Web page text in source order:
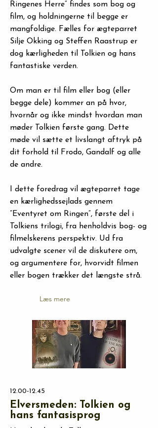
Ringenes Herre” findes som bog og
film, og holdningerne til begge er
mangfoldige. Fælles for ægteparret
Silje Okking og Steffen Raastrup er
dog kærligheden til Tolkien og hans
fantastiske verden.
Om man er til film eller bog (eller
begge dele) kommer an på hvor,
hvornår og ikke mindst hvordan man
møder Tolkien første gang. Dette
møde vil sætte et livslangt aftryk på
dit forhold til Frodo, Gandalf og alle
de andre.
I dette foredrag vil ægteparret tage
en kærlighedssejlads gennem
”Eventyret om Ringen”, første del i
Tolkiens trilogi, fra henholdvis bog- og
filmelskerens perspektiv. Ud fra
udvalgte scener vil de diskutere om,
og argumentere for, hvorvidt filmen
eller bogen trækker det længste strå.
Læs mere
12.00-12.45
Elversmeden: Tolkien og
hans fantasisprog